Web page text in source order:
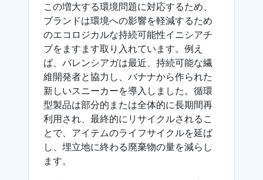
この増大する環境問題に対応するため、
ブランドは環境への影響を軽減するため
のエコロジカルな持続可能性イニシアチ
ブをますます取り入れています。例え
ば、バレンシアガは最近、持続可能な繊
維開発者と協力し、バナナから作られた
新しいスニーカーを導入しました。循環
型製品は部分的または全体的に長期間再
利用され、最終的にリサイクルされるこ
とで、アイテムのライフサイクルを延ば
し、埋立地に終わる廃棄物の量を減らし
ます。